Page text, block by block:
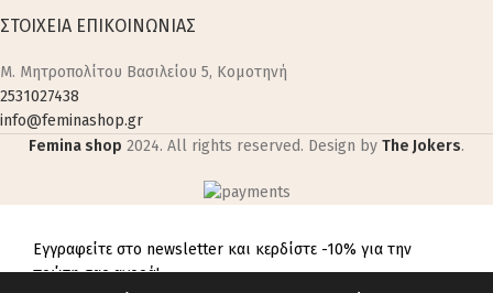
ΣΤΟΙΧΕΙΑ ΕΠΙΚΟΙΝΩΝΙΑΣ
M. Μητροπολίτου Βασιλείου 5, Κομοτηνή
2531027438
info@feminashop.gr
Femina shop 2024. All rights reserved. Design by The Jokers.
Εγγραφείτε στο newsletter και κερδίστε -10% για την
πρώτη σας αγορά!